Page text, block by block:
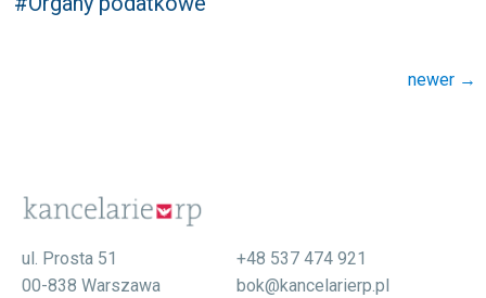
newer →
ul. Prosta 51
00-838 Warszawa
+48 537 474 921
bok@kancelarierp.pl